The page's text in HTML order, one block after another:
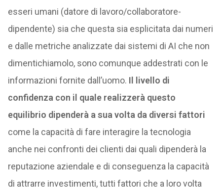
esseri umani (datore di lavoro/collaboratore-
dipendente) sia che questa sia esplicitata dai numeri
e dalle metriche analizzate dai sistemi di AI che non
dimentichiamolo, sono comunque addestrati con le
informazioni fornite dall’uomo. Il livello di
confidenza con il quale realizzerà questo
equilibrio dipenderà a sua volta da diversi fattori
come la capacità di fare interagire la tecnologia
anche nei confronti dei clienti dai quali dipenderà la
reputazione aziendale e di conseguenza la capacità
di attrarre investimenti, tutti fattori che a loro volta